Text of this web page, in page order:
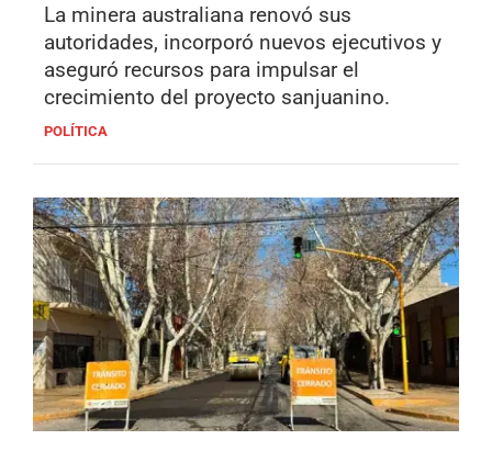
La minera australiana renovó sus
autoridades, incorporó nuevos ejecutivos y
aseguró recursos para impulsar el
crecimiento del proyecto sanjuanino.
POLÍTICA